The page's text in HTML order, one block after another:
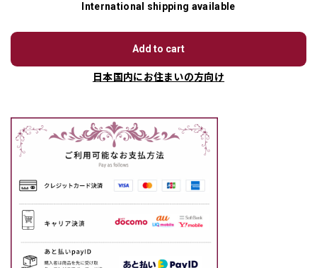
International shipping available
Add to cart
日本国内にお住まいの方向け